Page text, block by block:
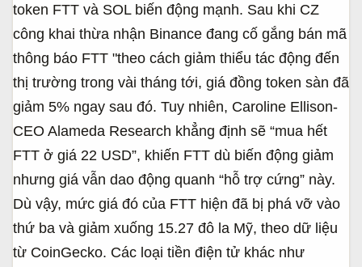
token FTT và SOL biến động mạnh. Sau khi CZ
công khai thừa nhận Binance đang cố gắng bán mã
thông báo FTT "theo cách giảm thiểu tác động đến
thị trường trong vài tháng tới, giá đồng token sàn đã
giảm 5% ngay sau đó. Tuy nhiên, Caroline Ellison-
CEO Alameda Research khẳng định sẽ “mua hết
FTT ở giá 22 USD”, khiến FTT dù biến động giảm
nhưng giá vẫn dao động quanh “hỗ trợ cứng” này.
Dù vậy, mức giá đó của FTT hiện đã bị phá vỡ vào
thứ ba và giảm xuống 15.27 đô la Mỹ, theo dữ liệu
từ CoinGecko. Các loại tiền điện tử khác như